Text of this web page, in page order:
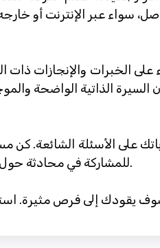
الخبرات والإنجازات
على الأسئلة الشائعة. كن
للمشاركة في محادثة حول كيفية المساهمة في نجاح الشركة.